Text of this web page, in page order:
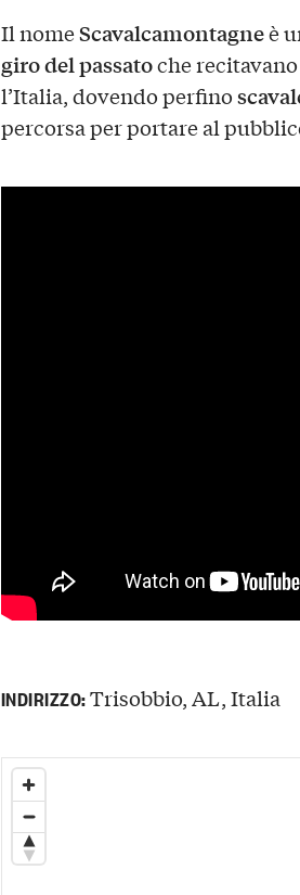
Il nomeScavalcamontagneè
giro del passatoche
l’Italia, dovendo perfino
percorsa per portare al
INDIRIZZO:Trisobbio, AL, Italia